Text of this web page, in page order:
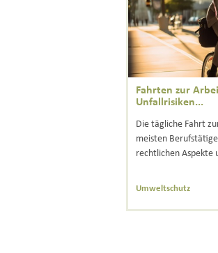
Fahrten zur
Unfallrisiken...
Die tägliche Fahrt
meisten
rechtlichen Aspekte
Umweltschutz